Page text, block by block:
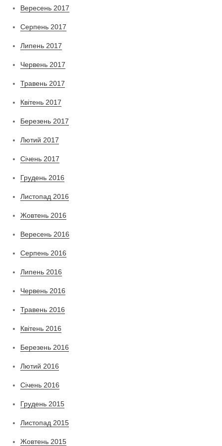
Вересень 2017
Серпень 2017
Липень 2017
Червень 2017
Травень 2017
Квітень 2017
Березень 2017
Лютий 2017
Січень 2017
Грудень 2016
Листопад 2016
Жовтень 2016
Вересень 2016
Серпень 2016
Липень 2016
Червень 2016
Травень 2016
Квітень 2016
Березень 2016
Лютий 2016
Січень 2016
Грудень 2015
Листопад 2015
Жовтень 2015